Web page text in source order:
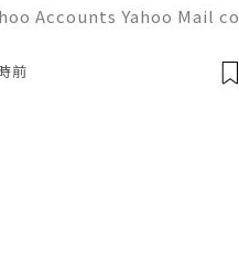
Accounts Yahoo Mail co
and online a
前